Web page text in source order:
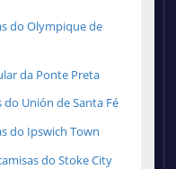
do Olympique de
da Ponte Preta
do Unión de Santa Fé
do Ipswich Town
do Stoke City